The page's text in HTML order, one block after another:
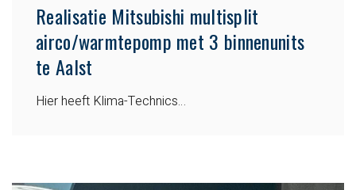
Realisatie Mitsubishi multisplit
airco/warmtepomp met 3 binnenunits
te Aalst
Hier heeft Klima-Technics…